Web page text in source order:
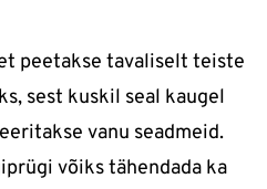
peetakse tavaliselt teiste
sest kuskil seal kaugel
vanu seadmeid.
võiks tähendada ka